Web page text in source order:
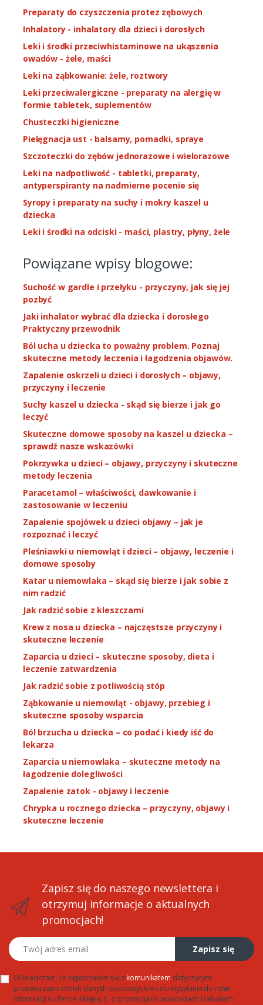
Preparaty do czyszczenia protez zębowych
Inhalatory - inhalatory dla dzieci i dorosłych
Leki i środki przeciwhistaminowe na ukąszenia
owadów - żele, maści
Leki na ząbkowanie: żele, roztwory
Leki przeciwalergiczne - preparaty na alergię w
formie tabletek, suplementów
Chusteczki higieniczne
Pielęgnacja ust - balsamy, pomadki, spraye
Szczoteczki do zębów jednorazowe i wielorazowe
Leki na nadpotliwość - tabletki, preparaty,
antyperspiranty na nadmierne pocenie się
Syropy i preparaty na suchy i mokry kaszel u
dziecka
Leki i środki na odciski - maści, plastry, płyny, żele
Powiązane wpisy blogowe:
Suchość w gardle i przełyku - przyczyny, jak się jej
pozbyć
Jaki inhalator wybrać dla dziecka i dorosłego
Praktyczny przewodnik
Ból ucha u dziecka to poważny problem. Poznaj
skuteczne metody leczenia i łagodzenia objawów.
Zapalenie oskrzeli u dzieci i dorosłych – objawy,
przyczyny i leczenie
Suchy kaszel u dziecka - skąd się bierze i jak go
leczyć
Skuteczne domowe sposoby na kaszel u dziecka –
sprawdź nasze wskazówki
Pokrzywka u dzieci – objawy, przyczyny i skuteczne
metody leczenia
Paracetamol – właściwości, dawkowanie i
zastosowanie w leczeniu
Zapalenie spojówek u dzieci objawy – jak je
rozpoznać i leczyć
Pleśniawki u niemowląt i dzieci – objawy, leczenie i
domowe sposoby
Katar u niemowlaka – skąd się bierze i jak sobie z
nim radzić
Jak radzić sobie z kleszczami
Krew z nosa u dziecka – najczęstsze przyczyny i
skuteczne leczenie
Zaparcia u dzieci – skuteczne sposoby, dieta i
leczenie zatwardzenia
Jak radzić sobie z potliwością stóp
Ząbkowanie u niemowląt - objawy, przebieg i
skuteczne sposoby wsparcia
Ból brzucha u dziecka – co podać i kiedy iść do
lekarza
Zaparcia u niemowlaka – skuteczne metody na
łagodzenie dolegliwości
Zapalenie zatok - objawy i leczenie
Chrypka u rocznego dziecka – przyczyny, objawy i
skuteczne leczenie
Zapisz się do naszego newslettera i
otrzymuj informacje o aktualnych
promocjach!
Twój adres email
Zapisz się
Oświadczam, że zapoznałem się zkomunikatem dotyczącym
przetwarzania moich danych osobowych w celu wysyłania do mnie
informacji o ofercie sklepu, tj. o promocjach, nowościach i rabatach